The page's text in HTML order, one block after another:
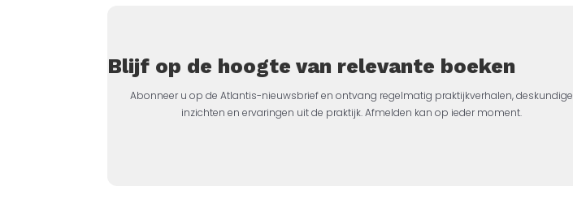
Blijf op de hoogte van relevante boeken
Abonneer u op de Atlantis-nieuwsbrief en ontvang regelmatig praktijkverhalen, deskundige
inzichten en ervaringen uit de praktijk. Afmelden kan op ieder moment.